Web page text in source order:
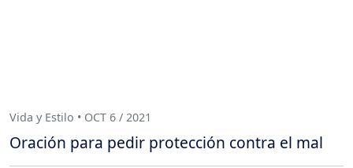
Vida y Estilo • OCT 6 / 2021
Oración para pedir protección contra el mal